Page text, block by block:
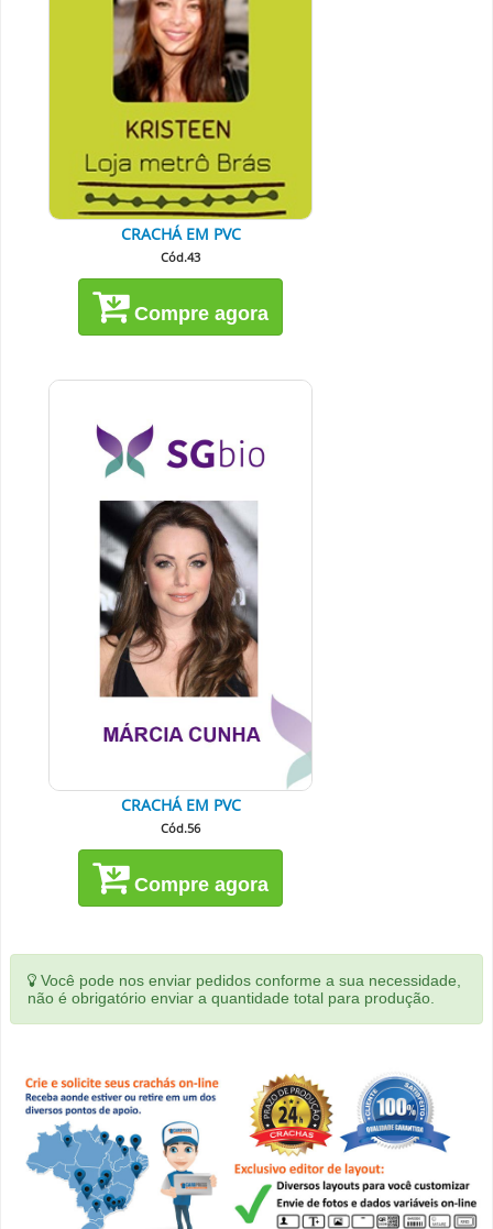
CRACHÁ EM PVC
Cód.43
Compre agora
CRACHÁ EM PVC
Cód.56
Compre agora
Você pode nos enviar pedidos conforme a sua necessidade,
não é obrigatório enviar a quantidade total para produção.